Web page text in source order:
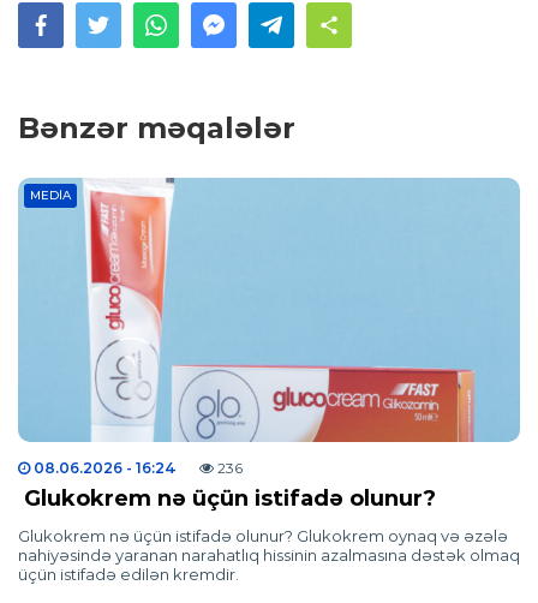
Bənzər məqalələr
MEDIA
08.06.2026 - 16:24 236
Glukokrem nə üçün istifadə olunur?
Glukokrem nə üçün istifadə olunur? Glukokrem oynaq və əzələ
nahiyəsində yaranan narahatlıq hissinin azalmasına dəstək olmaq
üçün istifadə edilən kremdir.